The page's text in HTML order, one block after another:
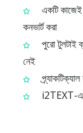
একটি কাজেই
কনভার্ট করা
পুরো টুলটাই
নেই
i2TEXT-এর